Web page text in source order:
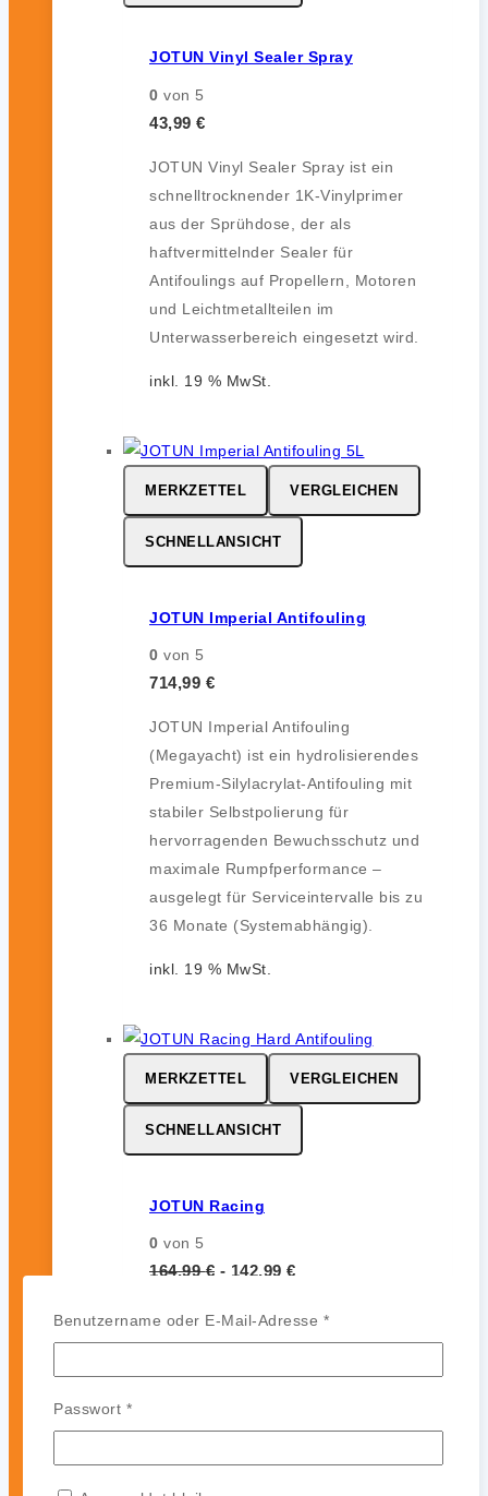
JOTUN Vinyl Sealer Spray
0 von 5
43,99 €
JOTUN Vinyl Sealer Spray ist ein
schnelltrocknender 1K-Vinylprimer
aus der Sprühdose, der als
haftvermittelnder Sealer für
Antifoulings auf Propellern, Motoren
und Leichtmetallteilen im
Unterwasserbereich eingesetzt wird.
inkl. 19 % MwSt.
MERKZETTEL VERGLEICHEN
SCHNELLANSICHT
JOTUN Imperial Antifouling
0 von 5
714,99 €
JOTUN Imperial Antifouling
(Megayacht) ist ein hydrolisierendes
Premium-Silylacrylat-Antifouling mit
stabiler Selbstpolierung für
hervorragenden Bewuchsschutz und
maximale Rumpfperformance –
ausgelegt für Serviceintervalle bis zu
36 Monate (Systemabhängig).
inkl. 19 % MwSt.
MERKZETTEL VERGLEICHEN
SCHNELLANSICHT
JOTUN Racing
0 von 5
164,99€ - 142,99 €
JOTUN Racing ist ein
leistungsstarkes Hartantifouling für
Hochgeschwindigkeits- und
glatte und polierfähige Oberfläche
Benutzername oder E-Mail-Adresse *Erforderlich
Passwort *Erforderlich